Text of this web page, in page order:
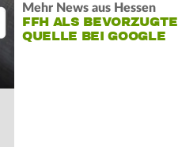
Mehr News aus Hessen
FFH ALS BEVORZUGTE
QUELLE BEI GOOGLE